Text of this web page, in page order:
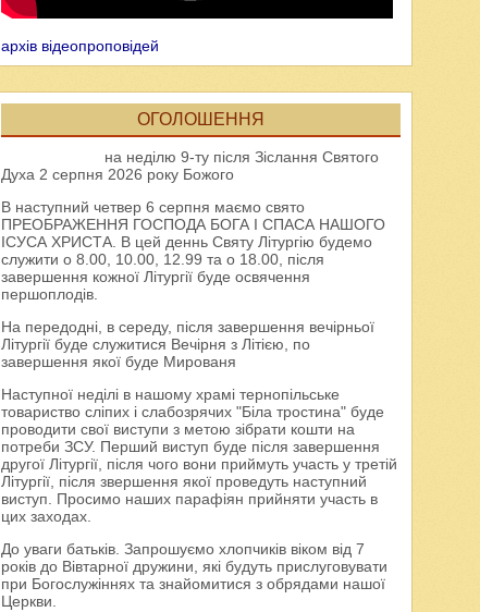
архів відеопроповідей
ОГОЛОШЕННЯ
на неділю 9-ту після Зіслання Святого
Духа 2 серпня 2026 року Божого
В наступний четвер 6 серпня маємо свято
ПРЕОБРАЖЕННЯ ГОСПОДА БОГА І СПАСА НАШОГО
ІСУСА ХРИСТА. В цей деннь Святу Літургію будемо
служити о 8.00, 10.00, 12.99 та о 18.00, після
завершення кожної Літургії буде освячення
першоплодів.
На передодні, в середу, після завершення вечірньої
Літургії буде служитися Вечірня з Літією, по
завершення якої буде Мированя
Наступної неділі в нашому храмі тернопільське
товариство сліпих і слабозрячих "Біла тростина" буде
проводити свої виступи з метою зібрати кошти на
потреби ЗСУ. Перший виступ буде після завершення
другої Літургії, після чого вони приймуть участь у третій
Літургії, після звершення якої проведуть наступний
виступ. Просимо наших парафіян прийняти участь в
цих заходах.
До уваги батьків. Запрошуємо хлопчиків віком від 7
років до Вівтарної дружини, які будуть прислуговувати
при Богослужіннях та знайомитися з обрядами нашої
Церкви.